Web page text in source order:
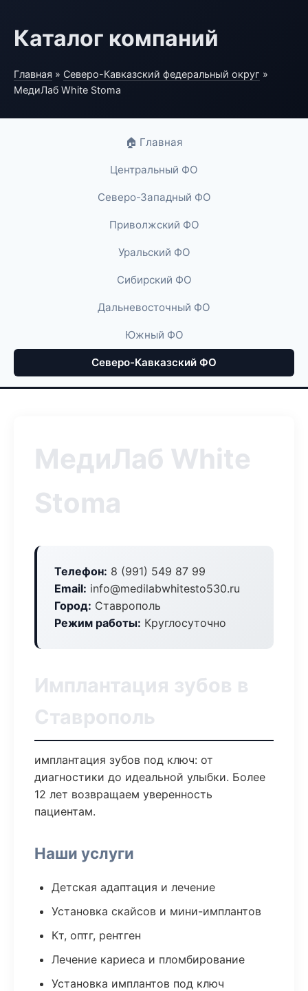
Каталог компаний
Главная » Северо-Кавказский федеральный округ »
МедиЛаб White Stoma
🏠 Главная
Центральный ФО
Северо-Западный ФО
Приволжский ФО
Уральский ФО
Сибирский ФО
Дальневосточный ФО
Южный ФО
Северо-Кавказский ФО
МедиЛаб White
Stoma
Телефон: 8 (991) 549 87 99
Email: info@medilabwhitesto530.ru
Город: Ставрополь
Режим работы: Круглосуточно
Имплантация зубов в
Ставрополь
имплантация зубов под ключ: от
диагностики до идеальной улыбки. Более
12 лет возвращаем уверенность
пациентам.
Наши услуги
Детская адаптация и лечение
Установка скайсов и мини-имплантов
Кт, оптг, рентген
Лечение кариеса и пломбирование
Установка имплантов под ключ